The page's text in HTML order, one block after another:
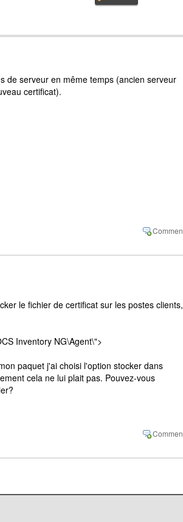
de serveur en même temps (ancien serveur
certificat).
le fichier de certificat sur les postes clients,
Inventory NG\Agent\">
paquet j'ai choisi l'option stocker dans
cela ne lui plait pas. Pouvez-vous